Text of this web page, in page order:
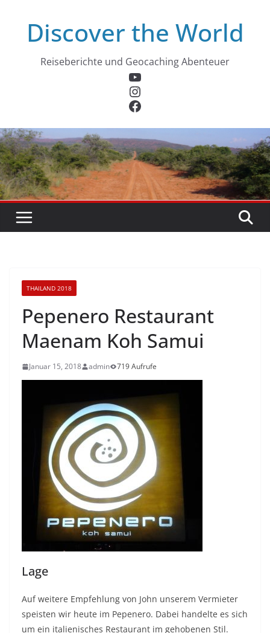
springenDiscover the World
Reiseberichte und Geocaching Abenteuer
YouTube
Instagram
Facebook
THAILAND 2018
Pepenero Restaurant
Maenam Koh Samui
Januar 15, 2018 admin 719 Aufrufe
Lage
Auf weitere Empfehlung von John unserem Vermieter
speisten wir heute im Pepenero. Dabei handelte es sich
um ein italienisches Restaurant im gehobenen Stil.